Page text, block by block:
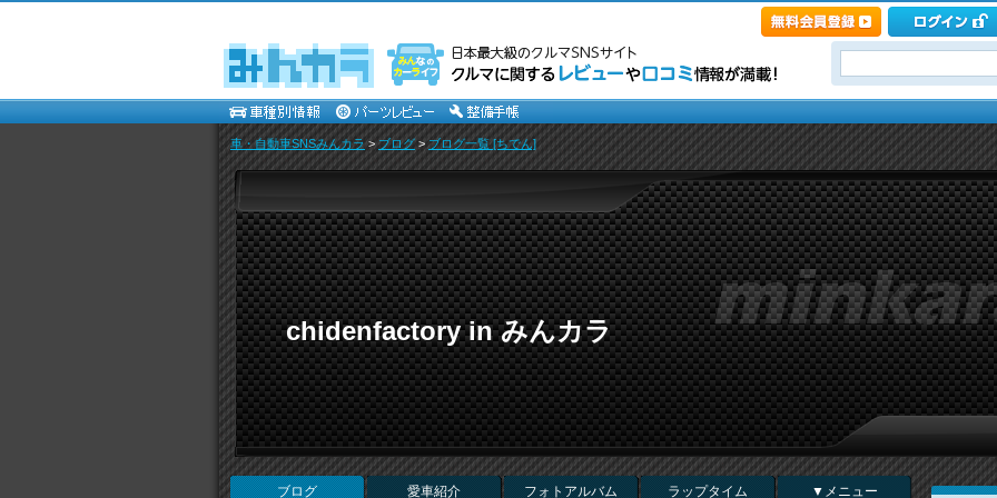
車・自動車SNSみんカラ>ブログ>ブログ一覧 [ちでん]
chidenfactory in みんカラ
ブログ 愛車紹介 フォトアルバム ラップタイム ▼メニュー